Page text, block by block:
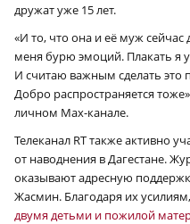
дружат уже 15 лет.
«И то, что она и её муж сейчас
меня бурю эмоций. Плакать я
И считаю важным сделать это
Добро распространяется
личном Мах-канале.
Телеканал RT также активно
от наводнения в Дагестане.
оказывают адресную
Жасмин. Благодаря их усилиям,
двумя детьми и пожилой